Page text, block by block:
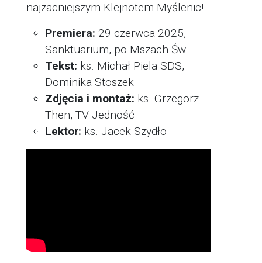
najzacniejszym Klejnotem Myślenic!
Premiera: 29 czerwca 2025,
Sanktuarium, po Mszach Św.
Tekst: ks. Michał Piela SDS,
Dominika Stoszek
Zdjęcia i montaż: ks. Grzegorz
Then, TV Jedność
Lektor: ks. Jacek Szydło